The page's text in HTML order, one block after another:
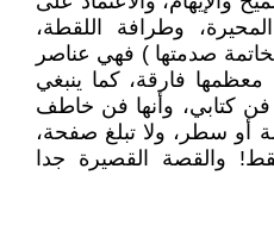
وطرافة اللقطة،
صدمتها ) فهي عناصر
فارقة، كما ينبغي
كتابي، وأنها فن خاطف
أو سطر، ولا تبلغ صفحة،
والقصة القصيرة جدا